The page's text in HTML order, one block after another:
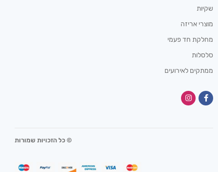
שקיות
מוצרי אריזה
מחלקת חד פעמי
סלסלות
ממתקים לאירועים
© כל הזכויות שמורות